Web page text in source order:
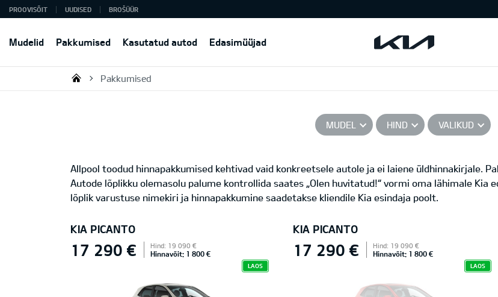
Mudelid Pakkumised Kasutatud autod Edasimüüjad
PROOVISÕIT UUDISED BROŠÜÜR
KIA AUTO AS
Pakkumised
MUDEL HIND VALIKUD
Allpool toodud hinnapakkumised kehtivad vaid konkreetsele autole ja ei laiene üldhinnakirjale.
Autode lõplikku olemasolu palume kontrollida saates „Olen huvitatud!“ vormi oma lähimale Kia
lõplik varustuse nimekiri ja hinnapakkumine saadetakse kliendile Kia esindaja poolt.
KIA PICANTO
17 290 € Hind: 19 090 €
Hinnavõit: 1 800 €
LAOS
KIA PICANTO
17 290 € Hind: 19 090 €
Hinnavõit: 1 800 €
LAOS